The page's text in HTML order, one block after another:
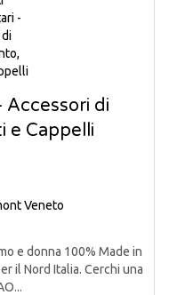
di
e Cappelli
Veneto
e donna 100% Made in
il Nord Italia. Cerchi una